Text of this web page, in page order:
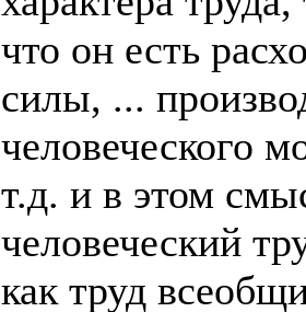
что он есть
силы, ...
человеческого
т.д. и в этом
человеческий
как труд